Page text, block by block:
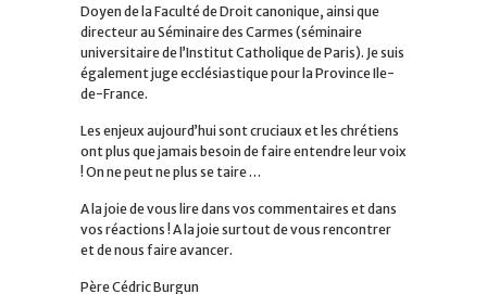
Doyen de la Faculté de Droit canonique, ainsi que
directeur au Séminaire des Carmes (séminaire
universitaire de l’Institut Catholique de Paris). Je suis
également juge ecclésiastique pour la Province Ile-
de-France.
Les enjeux aujourd’hui sont cruciaux et les chrétiens
ont plus que jamais besoin de faire entendre leur voix
! On ne peut ne plus se taire …
A la joie de vous lire dans vos commentaires et dans
vos réactions ! A la joie surtout de vous rencontrer
et de nous faire avancer.
Père Cédric Burgun